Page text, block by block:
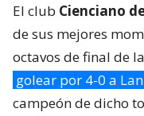
El club Cienciano
de sus mejores
octavos de final de
golear por 4-0 a
campeón de dicho